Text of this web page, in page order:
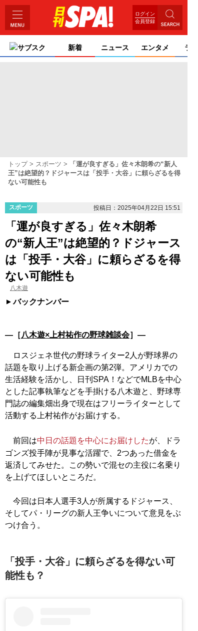
ログイン
会員登録
サブスク 新着 ニュース エンタメ ライ
トップ スポーツ
「運が良すぎる」佐々木朗希の“新人
王”は絶望的？ドジャースは「投手・大谷」に頼らざるを得
ない可能性も
スポーツ 投稿日：2025年04月22日 15:51
「運が良すぎる」佐々木朗希
の“新人王”は絶望的？ドジャース
は「投手・大谷」に頼らざるを得
ない可能性も
八木遊
バックナンバー
―［八木遊×上村祐作の野球雑談会］―
ロスジェネ世代の野球ライター2人が野球界の
話題を取り上げる新企画の第2弾。アメリカでの
生活経験を活かし、日刊SPA！などでMLBを中心
とした記事執筆などを手掛ける八木遊と、野球専
門誌の編集畑出身で現在はフリーライターとして
活動する上村祐作がお届けする。
前回は中日の話題を中心にお届けしたが、ドラ
ゴンズ投手陣が見事な活躍で、2つあった借金を
返済してみせた。この勢いで混セの主役に名乗り
を上げてほしいところだ。
今回は日本人選手3人が所属するドジャース、
そしてパ・リーグの新人王争いについて意見をぶ
つけ合う。
「投手・大谷」に頼らざるを得ない可
能性も？